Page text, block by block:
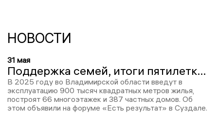
НОВОСТИ
31 мая
Поддержка семей, итоги пятилетки и планы на будущее: Как прошёл форум «Есть результат» в Суздале?
В 2025 году во Владимирской области введут в
эксплуатацию 900 тысяч квадратных метров жилья,
построят 66 многоэтажек и 387 частных домов. Об
этом объявили на форуме «Есть результат» в Суздале.